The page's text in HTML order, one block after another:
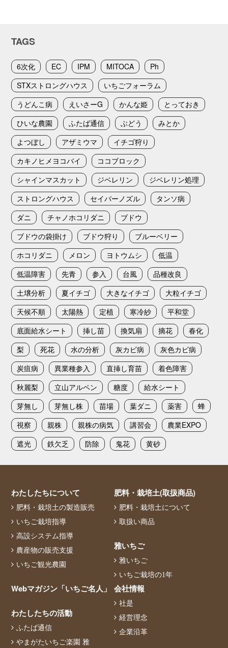
TAGS
6次化 EC IPM MITOCA
Ph
STXストロングハウス
いちごフォーラム
うどんこ病
えいさーG かんな姫
とっておき
ひいな農園
ふたば通信 ぶどう
みとか
よつぼし
アザミウマ
イチゴ狩り
カキノヒメヨコバイ
ココブロック
シャインマスカット
ジベレリン
ジベレリン処理
ストロングハウス
セイバーノズル
タンソ病
ダニ
チャノホコリダニ
ブドウ
ブドウの袋掛け
ブドウ狩り
ブルーベリー
ホコリダニ
メロン ヨトウムシ
低温
低温障害
先青 参入 台風
品種改良
土壌分析
夏イチゴ 大きなイチゴ
大粒イチゴ
天候不順
太陽熱 定植 寒冷紗
平和堂
底面給水シート
挿し苗 換気扇 摘花
春化
梨
死花 水の分析 灰カビ病
灰色カビ病
炭疽病
異業種参入 直挿し育苗
着色障害
秋麗梨
立山アルペン 糖度
給水シート
芽無し
芽無し株 苗場 葉ダニ 薬害
蜂
視察
親株 親株の病気 講習会
農業EXPO
遮光
鉄欠乏 防除 鬼花 黄砂
わたしたちについて
肥料・栽培土の製造販売
いちご栽培指導
高設システム指導
農産物の販売支援
いちご観光農園
肥料・栽培土(取扱商品)
肥料・栽培土について
取扱い商品
雅いちご
雅いちご
いちご栽培の1年
Webマガジン「いちご名人」
わたしたちの活動
ふたば通信
やまがたいちご楽園 雅
会社情報
社是
経営理念
企業沿革